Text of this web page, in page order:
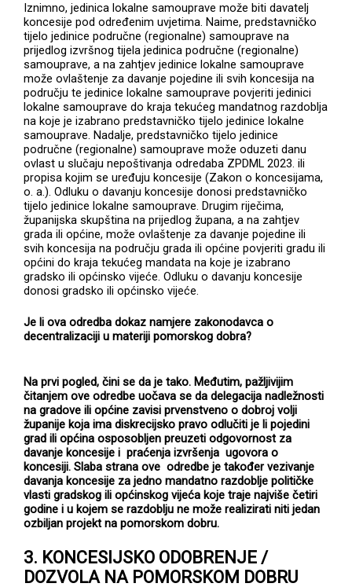
Iznimno, jedinica lokalne samouprave može biti davatelj
koncesije pod određenim uvjetima. Naime, predstavničko
tijelo jedinice područne (regionalne) samouprave na
prijedlog izvršnog tijela jedinica područne (regionalne)
samouprave, a na zahtjev jedinice lokalne samouprave
može ovlaštenje za davanje pojedine ili svih koncesija na
području te jedinice lokalne samouprave povjeriti jedinici
lokalne samouprave do kraja tekućeg mandatnog razdoblja
na koje je izabrano predstavničko tijelo jedinice lokalne
samouprave. Nadalje, predstavničko tijelo jedinice
područne (regionalne) samouprave može oduzeti danu
ovlast u slučaju nepoštivanja odredaba ZPDML 2023. ili
propisa kojim se uređuju koncesije (Zakon o koncesijama,
o. a.). Odluku o davanju koncesije donosi predstavničko
tijelo jedinice lokalne samouprave. Drugim riječima,
županijska skupština na prijedlog župana, a na zahtjev
grada ili općine, može ovlaštenje za davanje pojedine ili
svih koncesija na području grada ili općine povjeriti gradu ili
općini do kraja tekućeg mandata na koje je izabrano
gradsko ili općinsko vijeće. Odluku o davanju koncesije
donosi gradsko ili općinsko vijeće.
Je li ova odredba dokaz namjere zakonodavca o
decentralizaciji u materiji pomorskog dobra?
Na prvi pogled, čini se da je tako. Međutim, pažljivijim
čitanjem ove odredbe uočava se da delegacija nadležnosti
na gradove ili općine zavisi prvenstveno o dobroj volji
županije koja ima diskrecijsko pravo odlučiti je li pojedini
grad ili općina osposobljen preuzeti odgovornost za
davanje koncesije i praćenja izvršenja ugovora o
koncesiji. Slaba strana ove odredbe je također vezivanje
davanja koncesije za jedno mandatno razdoblje političke
vlasti gradskog ili općinskog vijeća koje traje najviše četiri
godine i u kojem se razdoblju ne može realizirati niti jedan
ozbiljan projekt na pomorskom dobru.
3. KONCESIJSKO ODOBRENJE /
DOZVOLA NA POMORSKOM DOBRU